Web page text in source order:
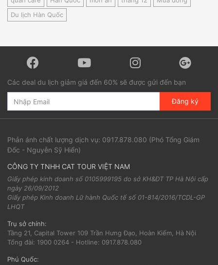
Du lịch Hàn Quốc
Các deal du lịch giảm giá đến 60% sẽ được gửi đến bạn
Đăng ký
Phản ánh chất lượng dịch vụ: 0917.878.080 (Phó Tổng Giám
Đốc - Nguyễn Sỹ Hiển)
CÔNG TY TNHH CAT TOUR VIỆT NAM
Giấy phép kinh doanh số 0105999195 do sở KH&ĐT TP Hà Nội cấp
ngày 26/09/2012
Giấy phép Kinh doanh Lữ hành Quốc tế số 01-814/2016/TCDL-GP
LHQT
Trụ sở chính:
Tầng 21, Capital Tower 109 Trần Hưng Đạo, Hoàn Kiếm, Hà Nội
Tổng đài: 1900 0264 - Hotline: 0917.878.080
Phú Quốc: